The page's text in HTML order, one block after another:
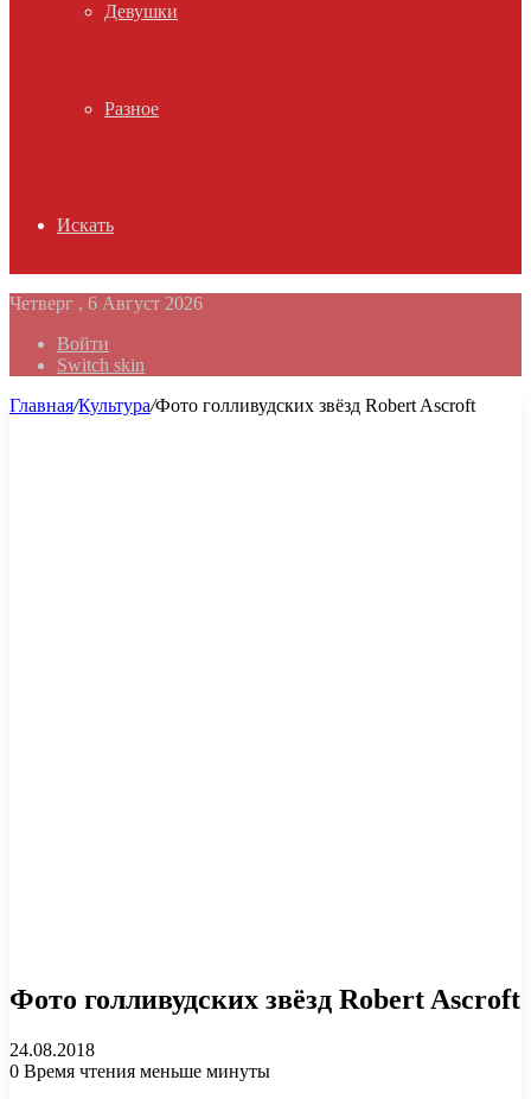
Девушки
Разное
Искать
Четверг , 6 Август 2026
Войти
Switch skin
Главная/Культура/Фото голливудских звёзд Robert Ascroft
Фото голливудских звёзд Robert Ascroft
24.08.2018
0 Время чтения меньше минуты